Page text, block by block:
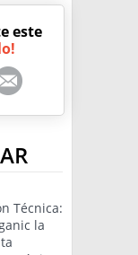
este
Técnica:
la